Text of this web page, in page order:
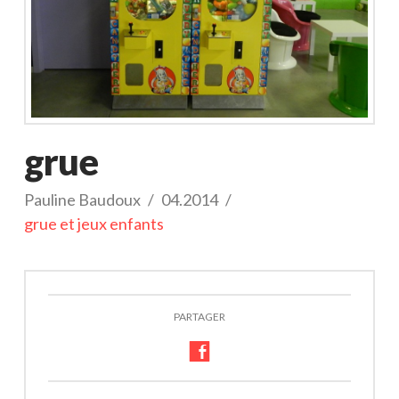
grue
Pauline Baudoux
04.2014
grue et jeux enfants
PARTAGER